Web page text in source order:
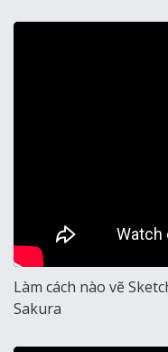
Làm cách nào vẽ
Sakura